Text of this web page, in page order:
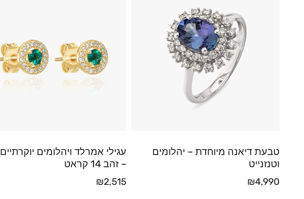
טבעת דיאנה מיוחדת – יהלומים
וטנזנייט
₪4,990
עגילי אמרלד ויהלומים יוקרתיים
– זהב 14 קראט
₪2,515